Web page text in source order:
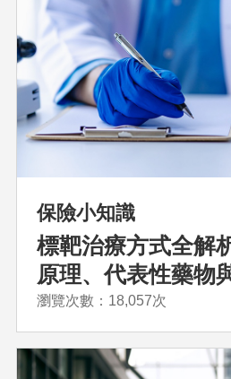
保險小知識
標靶治療方式全解
原理、代表性藥物
瀏覽次數：18,057次